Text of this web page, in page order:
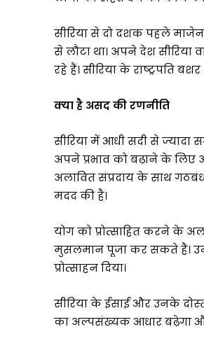
सीरिया से दो दशक पहले
से लौटा था। अपने देश
रहे हैं। सीरिया के राष्‍ट्रपति
क्‍या है असद की रणनीति
सीरिया में आधी सदी से
अपने प्रभाव को बढ़ाने के लिए
अलावित संप्रदाय के साथ
मदद की है।
योग को प्रोत्साहित करने के
मुसलमान पूजा कर सकते हैं।
प्रोत्साहन दिया।
सीरिया के ईसाई और उनके
का अल्पसंख्यक आधार बढ़ेगा